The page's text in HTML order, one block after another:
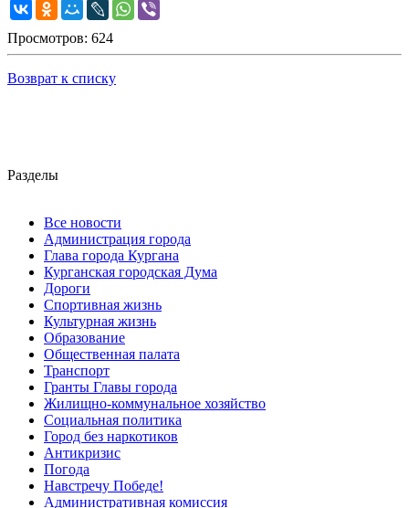
Просмотров: 624
Возврат к списку
Разделы
Все новости
Администрация города
Глава города Кургана
Курганская городская Дума
Дороги
Спортивная жизнь
Культурная жизнь
Образование
Общественная палата
Транспорт
Гранты Главы города
Жилищно-коммунальное хозяйство
Социальная политика
Город без наркотиков
Антикризис
Погода
Навстречу Победе!
Административная комиссия